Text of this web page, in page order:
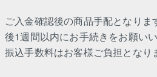
ご入金確認後の商品手配となり
後1週間以内にお手続きをお願いい
振込手数料はお客様ご負担となり